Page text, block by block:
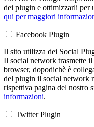
dei plugin e ottimizzarli per
qui per maggiori
Facebook Plugin
Il sito utilizza dei Social
Il social network trasmette
browser, dopodichè è
del plugin il social network
rispettiva pagina del nostro
informazioni.
Twitter Plugin